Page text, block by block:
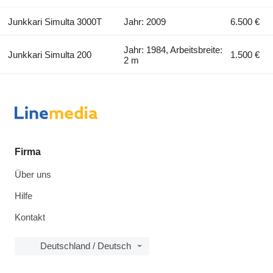
Junkkari Simulta 3000T Jahr: 2009 6.500 €
Junkkari Simulta 200
Jahr: 1984, Arbeitsbreite:
2 m
1.500 €
Firma
Über uns
Hilfe
Kontakt
Deutschland / Deutsch